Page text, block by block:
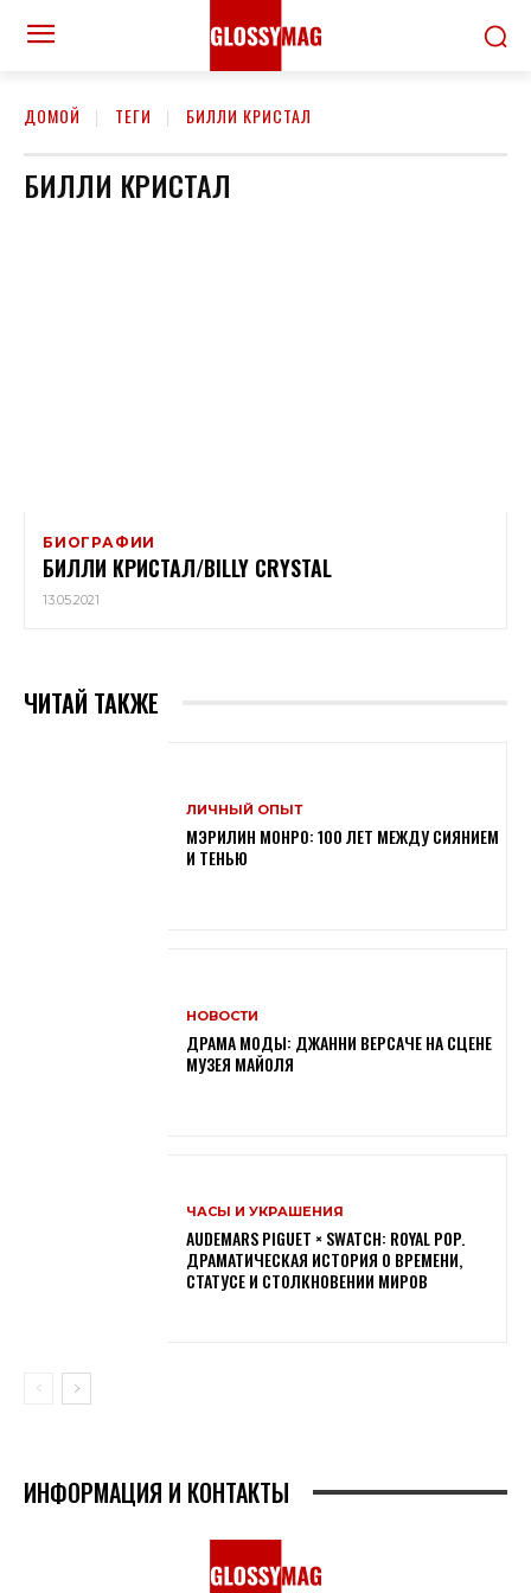
ДОМОЙ ТЕГИ БИЛЛИ КРИСТАЛ
БИЛЛИ КРИСТАЛ
БИОГРАФИИ
БИЛЛИ КРИСТАЛ/BILLY CRYSTAL
13.05.2021
ЧИТАЙ ТАКЖЕ
ЛИЧНЫЙ ОПЫТ
МЭРИЛИН МОНРО: 100 ЛЕТ МЕЖДУ СИЯНИЕМ
И ТЕНЬЮ
НОВОСТИ
ДРАМА МОДЫ: ДЖАННИ ВЕРСАЧЕ НА СЦЕНЕ
МУЗЕЯ МАЙОЛЯ
ЧАСЫ И УКРАШЕНИЯ
AUDEMARS PIGUET × SWATCH: ROYAL POP.
ДРАМАТИЧЕСКАЯ ИСТОРИЯ О ВРЕМЕНИ,
СТАТУСЕ И СТОЛКНОВЕНИИ МИРОВ
ИНФОРМАЦИЯ И КОНТАКТЫ